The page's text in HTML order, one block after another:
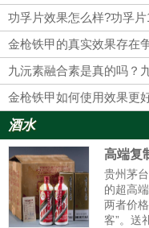
功孚片效果怎么样?功孚
金枪铁甲的真实效果存在
九沅素融合素是真的吗？
金枪铁甲如何使用效果更
酒水
高端复
五粮液
贵州茅
的超高
两者价
客”。送